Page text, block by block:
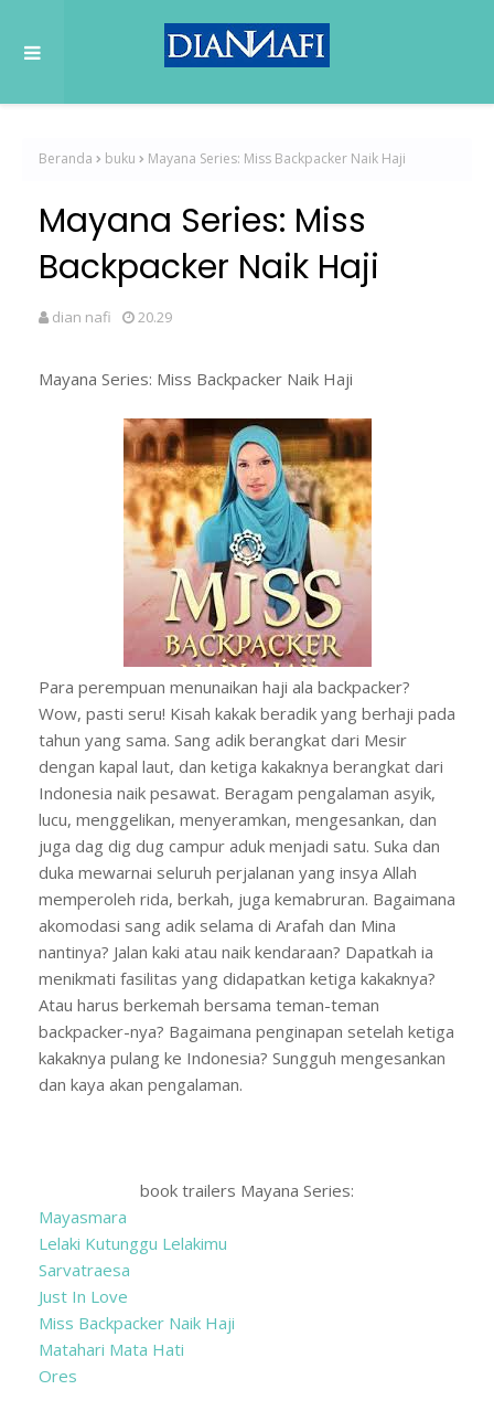
Beranda buku Mayana Series: Miss Backpacker Naik Haji
Mayana Series: Miss
Backpacker Naik Haji
dian nafi 20.29
Mayana Series: Miss Backpacker Naik Haji
Para perempuan menunaikan haji ala backpacker?
Wow, pasti seru! Kisah kakak beradik yang berhaji pada
tahun yang sama. Sang adik berangkat dari Mesir
dengan kapal laut, dan ketiga kakaknya berangkat dari
Indonesia naik pesawat. Beragam pengalaman asyik,
lucu, menggelikan, menyeramkan, mengesankan, dan
juga dag dig dug campur aduk menjadi satu. Suka dan
duka mewarnai seluruh perjalanan yang insya Allah
memperoleh rida, berkah, juga kemabruran. Bagaimana
akomodasi sang adik selama di Arafah dan Mina
nantinya? Jalan kaki atau naik kendaraan? Dapatkah ia
menikmati fasilitas yang didapatkan ketiga kakaknya?
Atau harus berkemah bersama teman-teman
backpacker-nya? Bagaimana penginapan setelah ketiga
kakaknya pulang ke Indonesia? Sungguh mengesankan
dan kaya akan pengalaman.
book trailers Mayana Series:
Mayasmara
Lelaki Kutunggu Lelakimu
Sarvatraesa
Just In Love
Miss Backpacker Naik Haji
Matahari Mata Hati
Ores